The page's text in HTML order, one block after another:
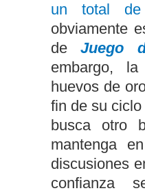
un total de
obviamente
deJuego
embargo,
huevos de
fin de su
busca otro
mantenga
discusiones
confianza